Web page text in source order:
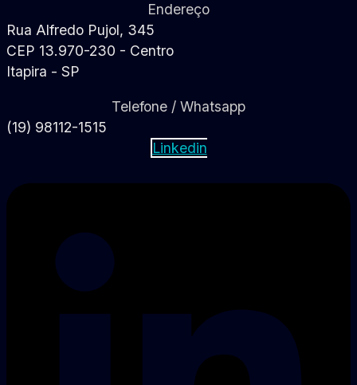
Endereço
Rua Alfredo Pujol, 345
CEP 13.970-230 - Centro
Itapira - SP
Telefone / Whatsapp
(19) 98112-1515
Linkedin